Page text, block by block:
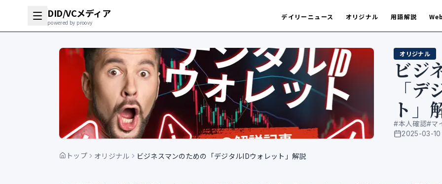
DID/VCメディア
powered by proovy
デイリーニュース オリジナル 用語解説
オリジナル
ビジ
「
ト」
#本人確認#マ
公開日
2025-03-10
トップ オリジナル ビジネスマンのための「デジタルIDウォレット」解説